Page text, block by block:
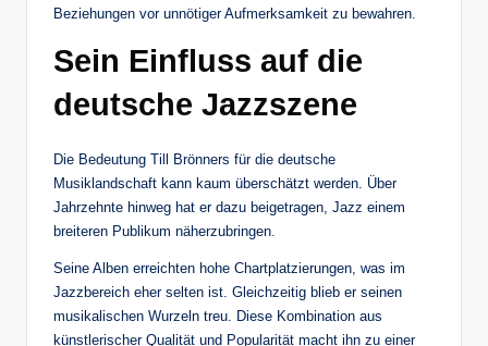
Beziehungen vor unnötiger Aufmerksamkeit zu bewahren.
Sein Einfluss auf die
deutsche Jazzszene
Die Bedeutung Till Brönners für die deutsche
Musiklandschaft kann kaum überschätzt werden. Über
Jahrzehnte hinweg hat er dazu beigetragen, Jazz einem
breiteren Publikum näherzubringen.
Seine Alben erreichten hohe Chartplatzierungen, was im
Jazzbereich eher selten ist. Gleichzeitig blieb er seinen
musikalischen Wurzeln treu. Diese Kombination aus
künstlerischer Qualität und Popularität macht ihn zu einer